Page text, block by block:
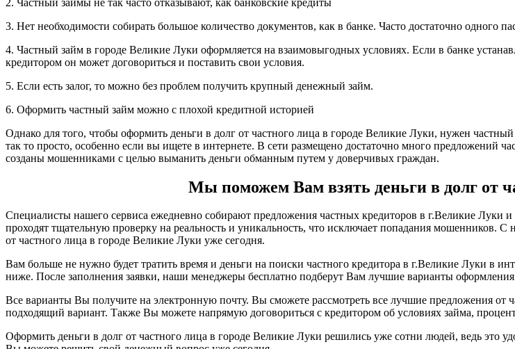
2. Частный займы не так часто отказывают, как банковские кредиты
3. Нет необходимости собирать большое количество документов, как в банке. Часто достаточно одного
4. Частный займ в городе Великие Луки оформляется на взаимовыгодных условиях. Если в банке
кредитором он может договориться и поставить свои условия.
5. Если есть залог, то можно без проблем получить крупный денежный займ.
6. Оформить частный займ можно с плохой кредитной историей
Однако для того, чтобы оформить деньги в долг от частного лица в городе Великие Луки, нужен
так то просто, особенно если вы ищете в интернете. В сети размещено достаточно много предложений
созданы мошенниками с целью выманить деньги обманным путем у доверчивых граждан.
Мы поможем Вам взять деньги в долг от
Специалисты нашего сервиса ежедневно собирают предложения частных кредиторов в г.Великие Луки
проходят тщательную проверку на реальность и уникальность, что исключает попадания
от частного лица в городе Великие Луки уже сегодня.
Вам больше не нужно будет тратить время и деньги на поиски частного кредитора в г.Великие Луки в
ниже. После заполнения заявки, наши менеджеры бесплатно подберут Вам лучшие варианты оформления
Все варианты Вы получите на электронную почту. Вы сможете рассмотреть все лучшие предложения
подходящий вариант. Также Вы можете напрямую договориться с кредитором об условиях займа,
Оформить деньги в долг от частного лица в городе Великие Луки решились уже сотни людей, ведь